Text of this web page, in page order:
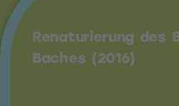
Renaturierung des
Baches (2016)